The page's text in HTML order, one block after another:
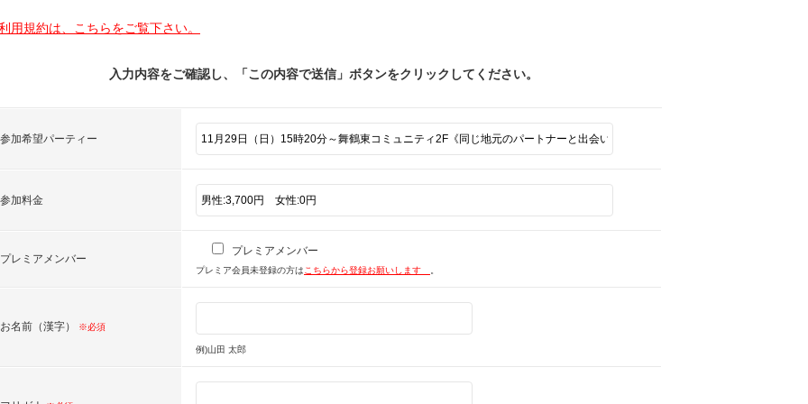
用規約は、こちらをご覧下さい。
入力内容をご確認し、「この内容で送信」ボタンをクリックしてください。
参加希望パーティー
参加料金
プレミアメンバー
プレミアメンバー
プレミア会員未登録の方はこちらから登録お願いします 。
お名前（漢字） ※必須
例)山田 太郎